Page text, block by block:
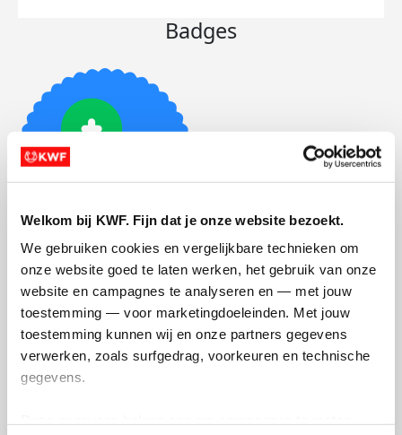
Welkom bij KWF. Fijn dat je onze website bezoekt.
We gebruiken cookies en vergelijkbare technieken om
onze website goed te laten werken, het gebruik van onze
website en campagnes te analyseren en — met jouw
toestemming — voor marketingdoeleinden. Met jouw
toestemming kunnen wij en onze partners gegevens
verwerken, zoals surfgedrag, voorkeuren en technische
gegevens.
Badges
Foto’s toegevoegd